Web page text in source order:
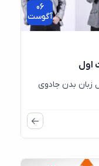
06
آگوست
بدن جادوی